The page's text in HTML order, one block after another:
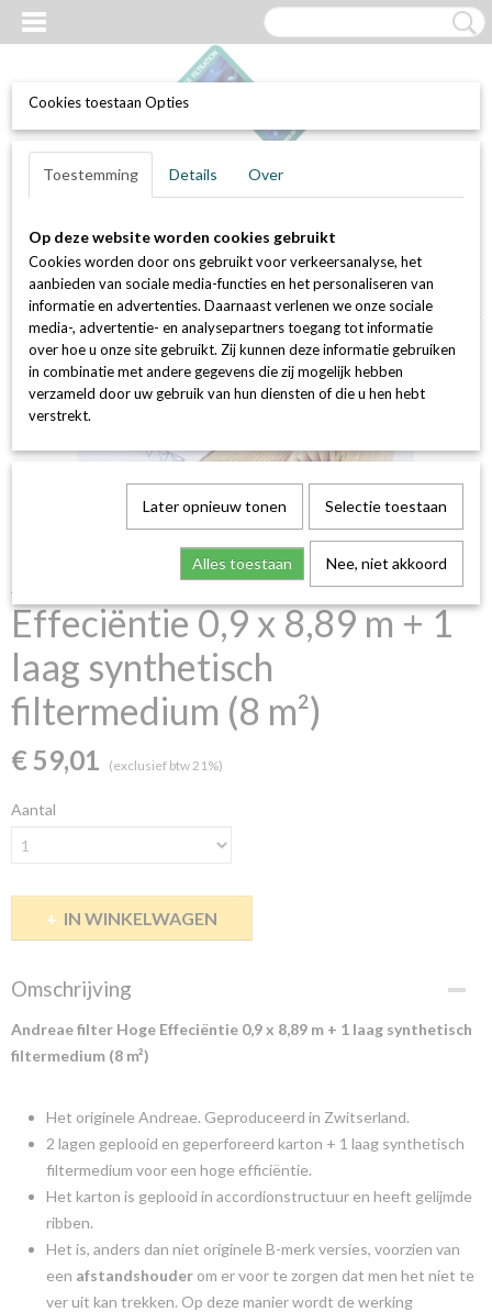
Inloggen Registreren
Home > Luchtfilters Verfvangfilters (voor spuiterijen)
Andreae
(gevouwen)
Andreae filter Hoge Effeciëntie 0,9 x 8,89 m + 1 laag
synthetisch filtermedium (8 m²)
Andreae filter Hoge
Effeciëntie 0,9 x 8,89 m + 1
laag synthetisch
filtermedium (8 m²)
€ 59,01 (exclusief btw 21%)
Aantal
IN WINKELWAGEN
Omschrijving
Andreae filter Hoge Effeciëntie 0,9 x 8,89 m + 1 laag synthetisch
filtermedium (8 m²)
Het originele Andreae. Geproduceerd in Zwitserland.
2 lagen geplooid en geperforeerd karton + 1 laag synthetisch
filtermedium voor een hoge efficiëntie.
Het karton is geplooid in accordionstructuur en heeft gelijmde
ribben.
Het is, anders dan niet originele B-merk versies, voorzien van
een afstandshouder om er voor te zorgen dat men het niet te
ver uit kan trekken. Op deze manier wordt de werking
Cookies toestaan Opties
Toestemming Details Over
Op deze website worden cookies gebruikt
Cookies worden door ons gebruikt voor verkeersanalyse, het
aanbieden van sociale media-functies en het personaliseren van
informatie en advertenties. Daarnaast verlenen we onze sociale
media-, advertentie- en analysepartners toegang tot informatie
over hoe u onze site gebruikt. Zij kunnen deze informatie gebruiken
in combinatie met andere gegevens die zij mogelijk hebben
verzameld door uw gebruik van hun diensten of die u hen hebt
verstrekt.
Later opnieuw tonen Selectie toestaan
Alles toestaan Nee, niet akkoord